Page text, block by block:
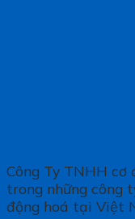
Công Ty TNHH
trong những công
động hoá tại Việt